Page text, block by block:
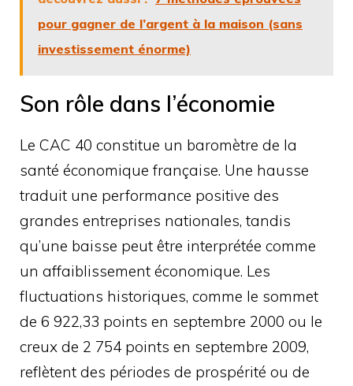
pour gagner de l’argent à la maison (sans
investissement énorme)
Son rôle dans l’économie
Le CAC 40 constitue un baromètre de la
santé économique française. Une hausse
traduit une performance positive des
grandes entreprises nationales, tandis
qu’une baisse peut être interprétée comme
un affaiblissement économique. Les
fluctuations historiques, comme le sommet
de 6 922,33 points en septembre 2000 ou le
creux de 2 754 points en septembre 2009,
reflètent des périodes de prospérité ou de